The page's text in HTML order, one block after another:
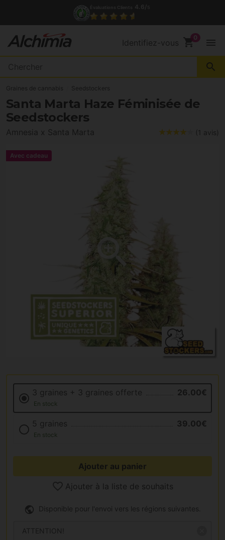
(+34) 972 527 248 Contact
Identifiez-vous shopping_cart menu
search
Graines de cannabis Seedstockers
Santa Marta Haze Féminisée de
Seedstockers
Amnesia x Santa Marta (1 avis)
Avec cadeau
3 graines + 3 graines offerte 26.00€
En stock
5 graines 39.00€
En stock
Ajouter au panier
Ajouter à la liste de souhaits
Disponible pour l'envoi vers les régions suivantes.
ATTENTION!